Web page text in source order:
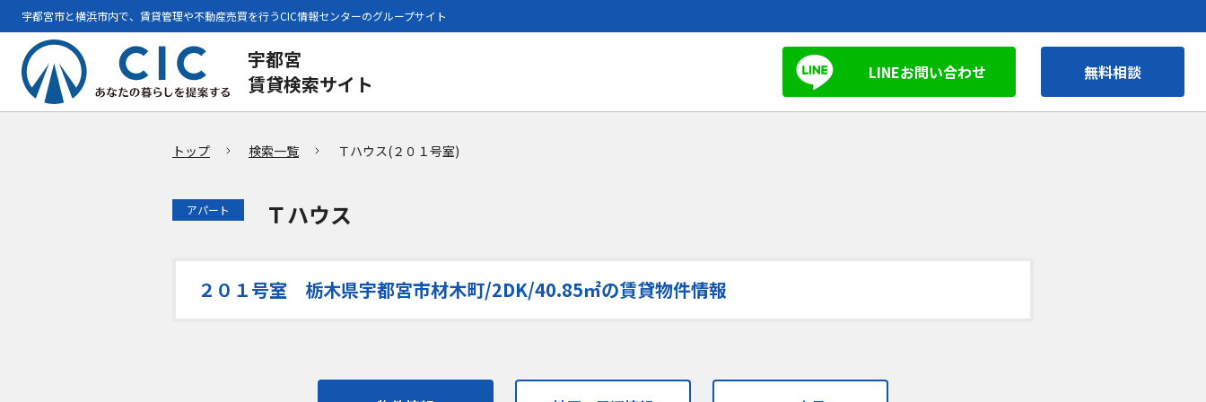
宇都宮市と横浜市内で、賃貸管理や不動産売買を行うCIC情報センターのグループサイト
宇都宮
賃貸検索サイト
LINEお問い合わせ 無料相談
トップ 検索一覧 Ｔハウス(２０１号室)
アパート Ｔハウス
２０１号室 栃木県宇都宮市材木町/2DK/40.85㎡の賃貸物件情報